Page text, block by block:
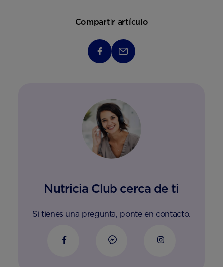
Compartir artículo
Nutricia Club cerca de ti
Si tienes una pregunta, ponte en contacto.